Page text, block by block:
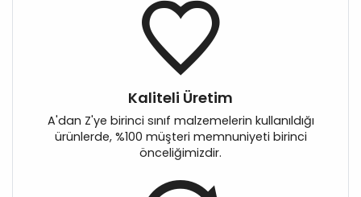
Kaliteli Üretim
A'dan Z'ye birinci sınıf malzemelerin kullanıldığı
ürünlerde, %100 müşteri memnuniyeti birinci
önceliğimizdir.